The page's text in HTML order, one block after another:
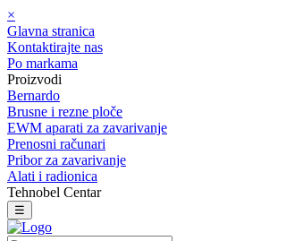
×
Glavna stranica
Kontaktirajte nas
Po markama
Proizvodi
Bernardo
Brusne i rezne ploče
EWM aparati za zavarivanje
Prenosni računari
Pribor za zavarivanje
Alati i radionica
Tehnobel Centar
☰